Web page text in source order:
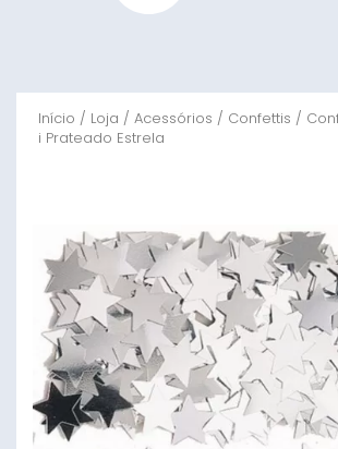
Início / Loja / Acessórios / Confettis /
i Prateado Estrela